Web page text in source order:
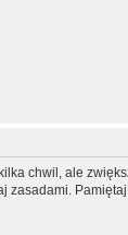
chwil, ale